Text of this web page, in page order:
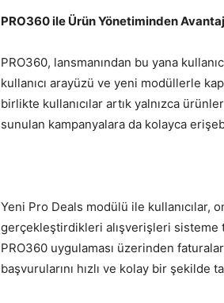
PRO360 ile Ürün Yönetiminden
PRO360, lansmanından bu yana
kullanıcı arayüzü ve yeni modüllerle
birlikte kullanıcılar artık yalnızca
sunulan kampanyalara da kolayca
Yeni Pro Deals modülü ile kullanıcılar,
gerçekleştirdikleri alışverişleri sisteme
PRO360 uygulaması üzerinden
başvurularını hızlı ve kolay bir şekilde